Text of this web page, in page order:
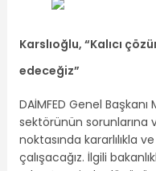
Karslıoğlu, “Kalıcı
edeceğiz”
DAİMFED Genel
sektörünün sorunlarına
noktasında kararlılıkla
çalışacağız. İlgili